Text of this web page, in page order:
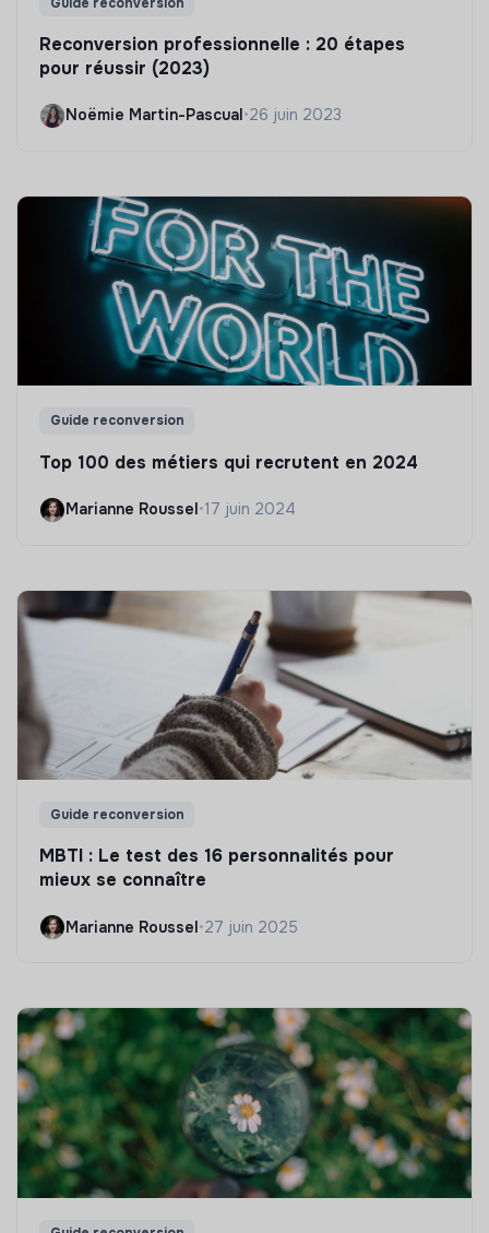
Reconversion professionnelle : 20 étapes
pour réussir (2023)
Noëmie Martin-Pascual •26 juin 2023
Guide reconversion
Top 100 des métiers qui recrutent en 2024
Marianne Roussel•17 juin 2024
Guide reconversion
MBTI : Le test des 16 personnalités pour
mieux se connaître
Marianne Roussel•27 juin 2025